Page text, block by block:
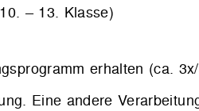
– 13. Klasse)
erhalten (ca.
Eine andere